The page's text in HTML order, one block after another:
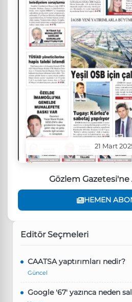
21 Mart
Gözlem
HEMEN
Editör Seçmeleri
CAATSA yaptırımları nedir?
Güncel
Google '67' yazınca neden